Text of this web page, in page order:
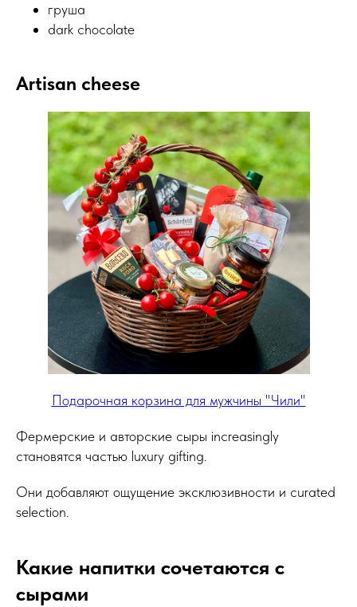
груша
dark chocolate
Artisan cheese
Подарочная корзина для мужчины "Чили"
Фермерские и авторские сыры increasingly
становятся частью luxury gifting.
Они добавляют ощущение эксклюзивности и curated
selection.
Какие напитки сочетаются с
сырами